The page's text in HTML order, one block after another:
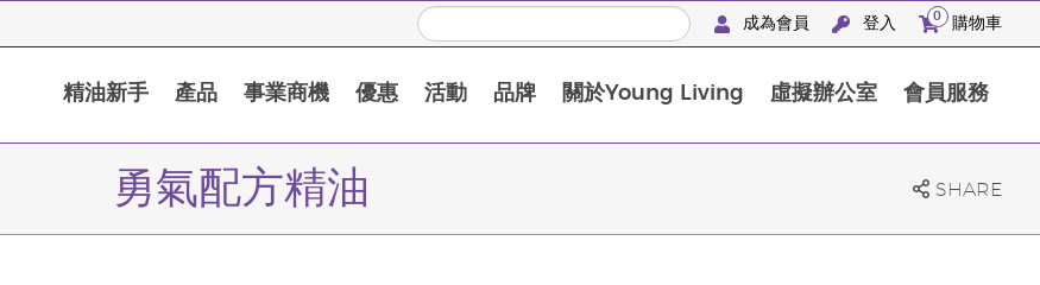
成為會員 登入 0 購物車
精油新手 產品 事業商機 優惠 活動 品牌 關於Young Living 虛擬辦公室 會員服務
勇氣配方精油 SHARE